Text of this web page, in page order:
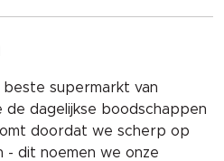
beste supermarkt van
de dagelijkse boodschappen
doordat we scherp op
- dit noemen we onze